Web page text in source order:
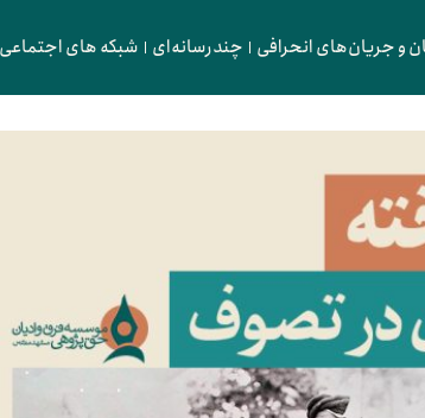
و جریان‌های انحرافی چندرسانه‌ای شبکه های اجتماعی